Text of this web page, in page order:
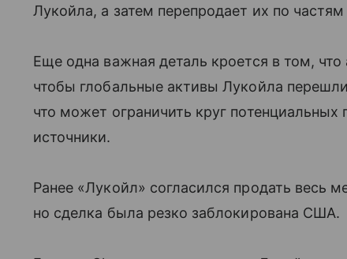
Лукойла, а затем перепродает их по
Еще одна важная деталь кроется в том,
чтобы глобальные активы Лукойла
что может ограничить круг
источники.
Ранее «Лукойл» согласился продать весь
но сделка была резко заблокирована США.